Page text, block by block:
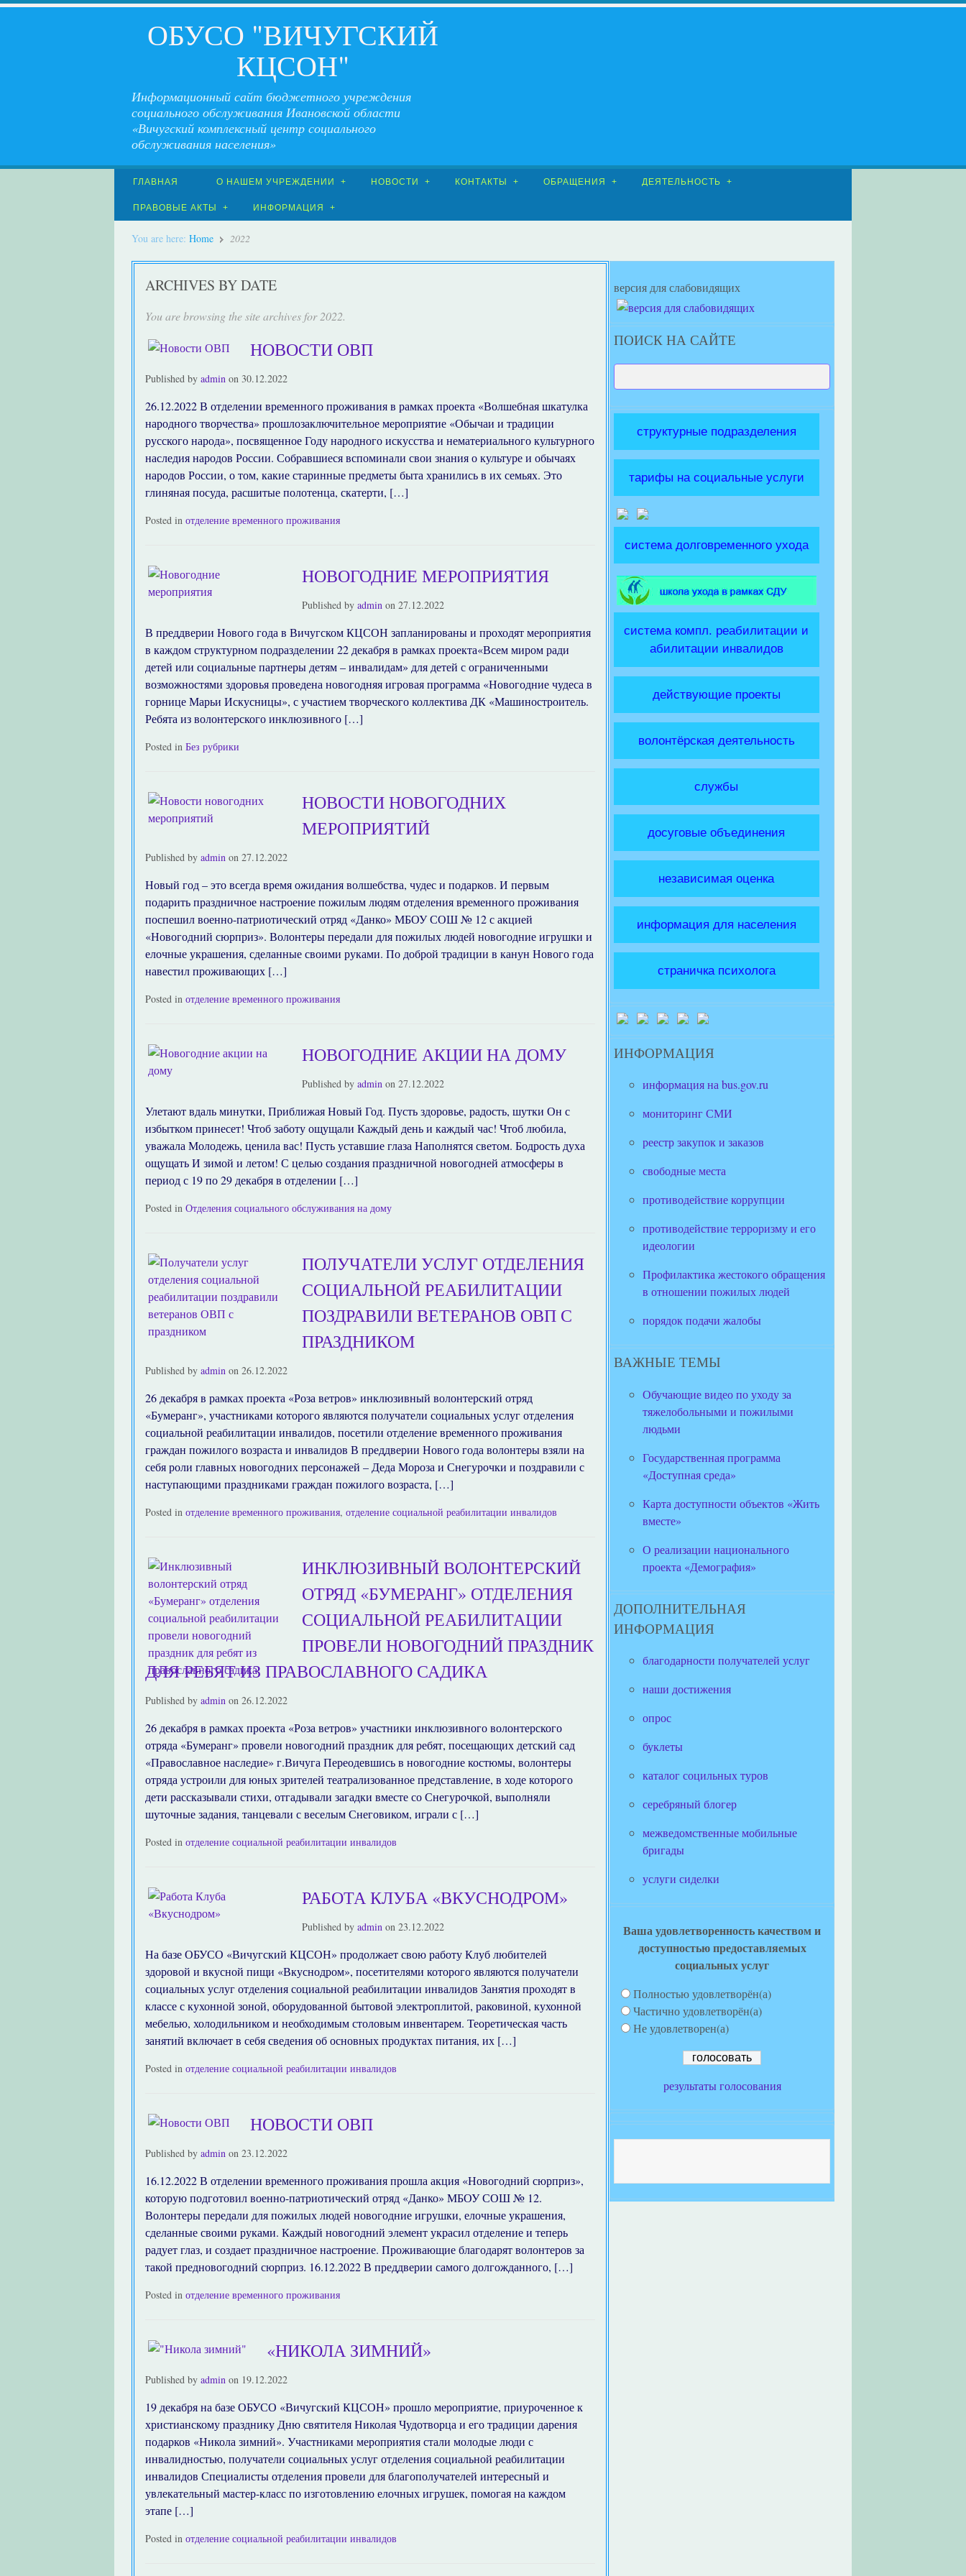
ОБУСО "ВИЧУГСКИЙ
КЦСОН"
Информационный сайт бюджетного учреждения
социального обслуживания Ивановской области
«Вичугский комплексный центр социального
обслуживания населения»
ГЛАВНАЯ О НАШЕМ УЧРЕЖДЕНИИ НОВОСТИ КОНТАКТЫ ОБРАЩЕНИЯ ДЕЯТЕЛЬНОСТЬ
ПРАВОВЫЕ АКТЫ ИНФОРМАЦИЯ
You are here: Home 2022
ARCHIVES BY DATE
You are browsing the site archives for 2022.
НОВОСТИ ОВП
Published by admin on 30.12.2022
26.12.2022 В отделении временного проживания в рамках проекта «Волшебная шкатулка
народного творчества» прошлозаключительное мероприятие «Обычаи и традиции
русского народа», посвященное Году народного искусства и нематериального культурного
наследия народов России. Собравшиеся вспоминали свои знания о культуре и обычаях
народов России, о том, какие старинные предметы быта хранились в их семьях. Это
глиняная посуда, расшитые полотенца, скатерти, […]
Posted in отделение временного проживания
НОВОГОДНИЕ МЕРОПРИЯТИЯ
Published by admin on 27.12.2022
В преддверии Нового года в Вичугском КЦСОН запланированы и проходят мероприятия
в каждом структурном подразделении 22 декабря в рамках проекта«Всем миром ради
детей или социальные партнеры детям – инвалидам» для детей с ограниченными
возможностями здоровья проведена новогодняя игровая программа «Новогодние чудеса в
горнице Марьи Искусницы», с участием творческого коллектива ДК «Машиностроитель.
Ребята из волонтерского инклюзивного […]
Posted in Без рубрики
НОВОСТИ НОВОГОДНИХ
МЕРОПРИЯТИЙ
Published by admin on 27.12.2022
Новый год – это всегда время ожидания волшебства, чудес и подарков. И первым
подарить праздничное настроение пожилым людям отделения временного проживания
поспешил военно-патриотический отряд «Данко» МБОУ СОШ № 12 с акцией
«Новогодний сюрприз». Волонтеры передали для пожилых людей новогодние игрушки и
елочные украшения, сделанные своими руками. По доброй традиции в канун Нового года
навестил проживающих […]
Posted in отделение временного проживания
НОВОГОДНИЕ АКЦИИ НА ДОМУ
Published by admin on 27.12.2022
Улетают вдаль минутки, Приближая Новый Год. Пусть здоровье, радость, шутки Он с
избытком принесет! Чтоб заботу ощущали Каждый день и каждый час! Чтоб любила,
уважала Молодежь, ценила вас! Пусть уставшие глаза Наполнятся светом. Бодрость духа
ощущать И зимой и летом! С целью создания праздничной новогодней атмосферы в
период с 19 по 29 декабря в отделении […]
Posted in Отделения социального обслуживания на дому
ПОЛУЧАТЕЛИ УСЛУГ ОТДЕЛЕНИЯ
СОЦИАЛЬНОЙ РЕАБИЛИТАЦИИ
ПОЗДРАВИЛИ ВЕТЕРАНОВ ОВП С
ПРАЗДНИКОМ
Published by admin on 26.12.2022
26 декабря в рамках проекта «Роза ветров» инклюзивный волонтерский отряд
«Бумеранг», участниками которого являются получатели социальных услуг отделения
социальной реабилитации инвалидов, посетили отделение временного проживания
граждан пожилого возраста и инвалидов В преддверии Нового года волонтеры взяли на
себя роли главных новогодних персонажей – Деда Мороза и Снегурочки и поздравили с
наступающими праздниками граждан пожилого возраста, […]
Posted in отделение временного проживания, отделение социальной реабилитации инвалидов
ИНКЛЮЗИВНЫЙ ВОЛОНТЕРСКИЙ
ОТРЯД «БУМЕРАНГ» ОТДЕЛЕНИЯ
СОЦИАЛЬНОЙ РЕАБИЛИТАЦИИ
ПРОВЕЛИ НОВОГОДНИЙ ПРАЗДНИК
ДЛЯ РЕБЯТ ИЗ ПРАВОСЛАВНОГО САДИКА
Published by admin on 26.12.2022
26 декабря в рамках проекта «Роза ветров» участники инклюзивного волонтерского
отряда «Бумеранг» провели новогодний праздник для ребят, посещающих детский сад
«Православное наследие» г.Вичуга Переодевшись в новогодние костюмы, волонтеры
отряда устроили для юных зрителей театрализованное представление, в ходе которого
дети рассказывали стихи, отгадывали загадки вместе со Снегурочкой, выполняли
шуточные задания, танцевали с веселым Снеговиком, играли с […]
Posted in отделение социальной реабилитации инвалидов
РАБОТА КЛУБА «ВКУСНОДРОМ»
Published by admin on 23.12.2022
На базе ОБУСО «Вичугский КЦСОН» продолжает свою работу Клуб любителей
здоровой и вкусной пищи «Вкуснодром», посетителями которого являются получатели
социальных услуг отделения социальной реабилитации инвалидов Занятия проходят в
классе с кухонной зоной, оборудованной бытовой электроплитой, раковиной, кухонной
мебелью, холодильником и необходимым столовым инвентарем. Теоретическая часть
занятий включает в себя сведения об основных продуктах питания, их […]
Posted in отделение социальной реабилитации инвалидов
НОВОСТИ ОВП
Published by admin on 23.12.2022
16.12.2022 В отделении временного проживания прошла акция «Новогодний сюрприз»,
которую подготовил военно-патриотический отряд «Данко» МБОУ СОШ № 12.
Волонтеры передали для пожилых людей новогодние игрушки, елочные украшения,
сделанные своими руками. Каждый новогодний элемент украсил отделение и теперь
радует глаз, и создает праздничное настроение. Проживающие благодарят волонтеров за
такой предновогодний сюрприз. 16.12.2022 В преддверии самого долгожданного, […]
Posted in отделение временного проживания
«НИКОЛА ЗИМНИЙ»
Published by admin on 19.12.2022
19 декабря на базе ОБУСО «Вичугский КЦСОН» прошло мероприятие, приуроченное к
христианскому празднику Дню святителя Николая Чудотворца и его традиции дарения
подарков «Никола зимний». Участниками мероприятия стали молодые люди с
инвалидностью, получатели социальных услуг отделения социальной реабилитации
инвалидов Специалисты отделения провели для благополучателей интересный и
увлекательный мастер-класс по изготовлению елочных игрушек, помогая на каждом
этапе […]
Posted in отделение социальной реабилитации инвалидов
версия для слабовидящих
ПОИСК НА САЙТЕ
структурные подразделения
тарифы на социальные услуги
система долговременного ухода
система компл. реабилитации и
абилитации инвалидов
действующие проекты
волонтёрская деятельность
службы
досуговые объединения
независимая оценка
информация для населения
страничка психолога
ИНФОРМАЦИЯ
информация на bus.gov.ru
мониторинг СМИ
реестр закупок и заказов
свободные места
противодействие коррупции
противодействие терроризму и его
идеологии
Профилактика жестокого обращения
в отношении пожилых людей
порядок подачи жалобы
ВАЖНЫЕ ТЕМЫ
Обучающие видео по уходу за
тяжелобольными и пожилыми
людьми
Государственная программа
«Доступная среда»
Карта доступности объектов «Жить
вместе»
О реализации национального
проекта «Демография»
ДОПОЛНИТЕЛЬНАЯ
ИНФОРМАЦИЯ
благодарности получателей услуг
наши достижения
опрос
буклеты
каталог социльных туров
серебряный блогер
межведомственные мобильные
бригады
услуги сиделки
Ваша удовлетворенность качеством и
доступностью предоставляемых
социальных услуг
Полностью удовлетворён(а)
Частично удовлетворён(а)
Не удовлетворен(а)
результаты голосования